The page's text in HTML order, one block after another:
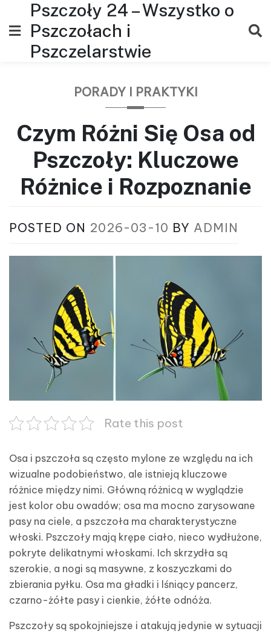
content
Pszczoły 24 – Wszystko o
Pszczołach i
Pszczelarstwie
PORADY I PRAKTYKI
Czym Różni Się Osa od
Pszczoły: Kluczowe
Różnice i Rozpoznanie
POSTED ON 2026-03-10 BY ADMIN
Rate this post
Osa i pszczoła są często mylone ze względu na ich
wizualne podobieństwo, ale istnieją kluczowe
różnice między nimi. Główną różnicą w wyglądzie
jest kolor obu owadów; osa ma mocno zarysowane
pasy na ciele, a pszczoła ma charakterystyczne
włoski. Pszczoły mają krępe ciało, nieco wydłużone,
pokryte delikatnymi włoskami. Ich skrzydła są
szerokie, a nogi są masywne, z koszyczkami do
zbierania pyłku. Osa ma gładki i lśniący pancerz,
czarno-żółte pasy i cienkie, żółte odnóża.
Pszczoły są spokojniejsze i atakują jedynie w sytuacji